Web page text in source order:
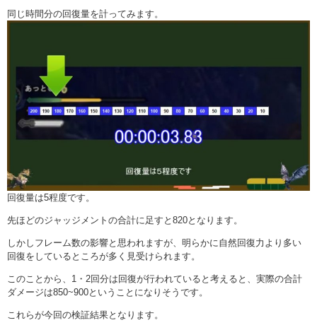
同じ時間分の回復量を計ってみます。
回復量は5程度です。
先ほどのジャッジメントの合計に足すと820となります。
しかしフレーム数の影響と思われますが、明らかに自然回復力より多い
回復をしているところが多く見受けられます。
このことから、1・2回分は回復が行われていると考えると、実際の合計
ダメージは850~900ということになりそうです。
これらが今回の検証結果となります。